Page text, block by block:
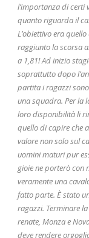
l’importanza di certi
quanto riguarda il
L’obiettivo era
raggiunto la scorsa
a 1,81! Ad inizio
soprattutto dopo
partita i ragazzi
una squadra. Per la
loro disponibilità li
quello di capire che
valore non solo sul
uomini maturi pur
gioie ne porterò con
veramente una
fatto parte. È stato
ragazzi. Terminare
renate, Monza e
deve rendere